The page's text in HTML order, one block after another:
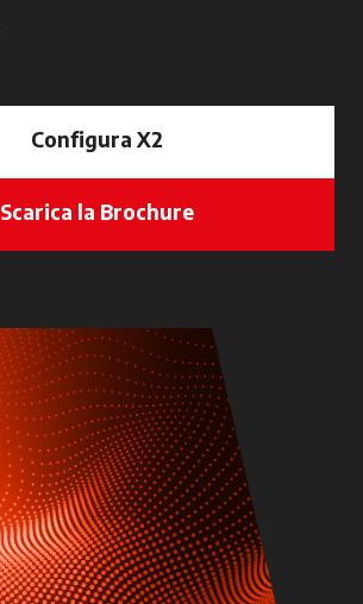
Configura X2
Scarica la Brochure